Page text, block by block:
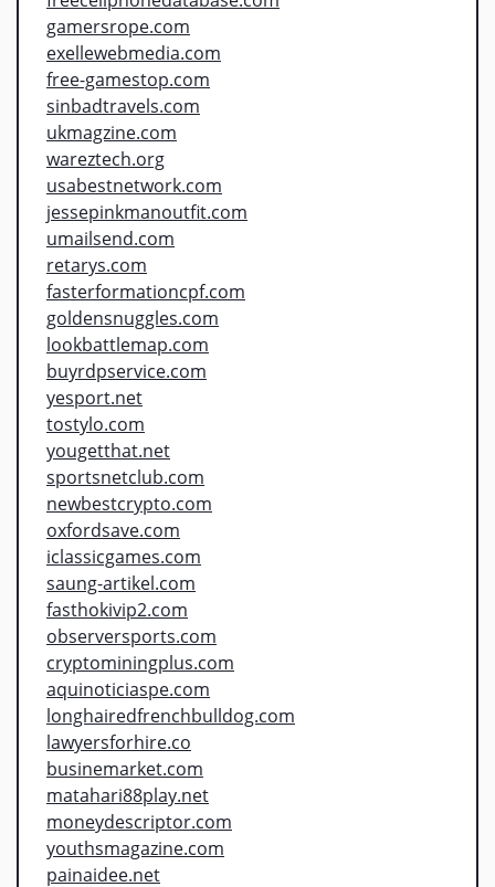
gamersrope.com
exellewebmedia.com
free-gamestop.com
sinbadtravels.com
ukmagzine.com
wareztech.org
usabestnetwork.com
jessepinkmanoutfit.com
umailsend.com
retarys.com
fasterformationcpf.com
goldensnuggles.com
lookbattlemap.com
buyrdpservice.com
yesport.net
tostylo.com
yougetthat.net
sportsnetclub.com
newbestcrypto.com
oxfordsave.com
iclassicgames.com
saung-artikel.com
fasthokivip2.com
observersports.com
cryptominingplus.com
aquinoticiaspe.com
longhairedfrenchbulldog.com
lawyersforhire.co
businemarket.com
matahari88play.net
moneydescriptor.com
youthsmagazine.com
painaidee.net